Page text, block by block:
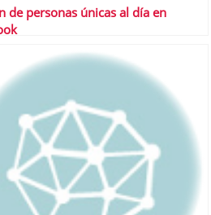
de personas únicas al día en